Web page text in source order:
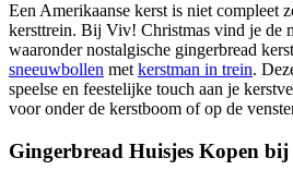
Een Amerikaanse kerst is niet compleet
kersttrein. Bij Viv! Christmas vind je de
waaronder nostalgische gingerbread
sneeuwbollen metkerstman in trein.
speelse en feestelijke touch aan je
voor onder de kerstboom of op de
Gingerbread Huisjes Kopen